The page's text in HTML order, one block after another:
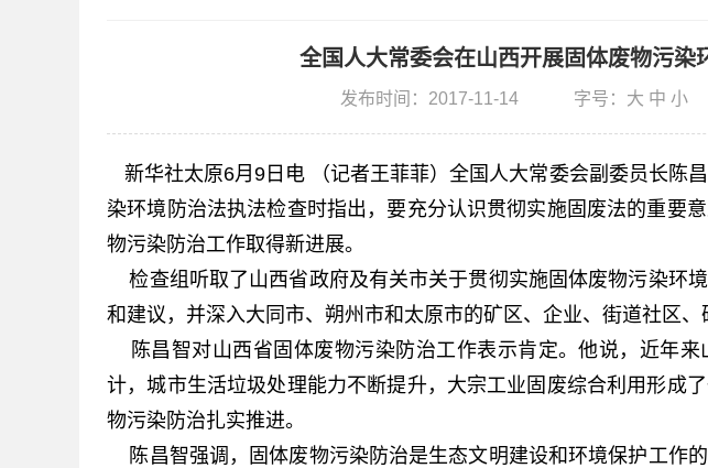
全国人大常委会在山西开展固体废物污染
发布时间：2017-11-14 字号： 大 中 小
新华社太原6月9日电 （记者王菲菲）全国人大常委会副委员长陈
染环境防治法执法检查时指出，要充分认识贯彻实施固废法的重要
物污染防治工作取得新进展。
检查组听取了山西省政府及有关市关于贯彻实施固体废物污染环
和建议，并深入大同市、朔州市和太原市的矿区、企业、街道社区、
陈昌智对山西省固体废物污染防治工作表示肯定。他说，近年来
计，城市生活垃圾处理能力不断提升，大宗工业固废综合利用形成
物污染防治扎实推进。
陈昌智强调，固体废物污染防治是生态文明建设和环境保护工作